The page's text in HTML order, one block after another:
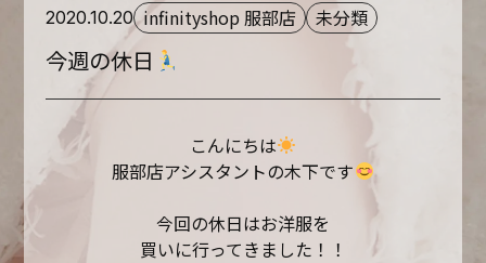
2020.10.20 infinityshop 服部店 未分類
今週の休日
こんにちは
服部店アシスタントの木下です
今回の休日はお洋服を
買いに行ってきました！！